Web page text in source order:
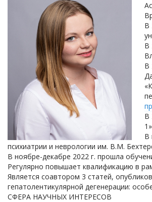
В
В
В
В
В
психиатрии и неврологии им. В.М.
В ноябре-декабре 2022 г. прошла
Регулярно повышает квалификацию в
Является соавтором 3 статей,
гепатолентикулярной дегенерации:
СФЕРА НАУЧНЫХ ИНТЕРЕСОВ